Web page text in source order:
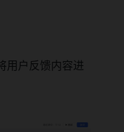
用户反馈内容进